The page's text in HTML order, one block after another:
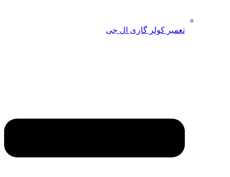
تعمیر کولر گازی ال جی